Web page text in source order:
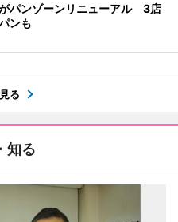
パンゾーンリニューアル 3店
ンも
る
知る